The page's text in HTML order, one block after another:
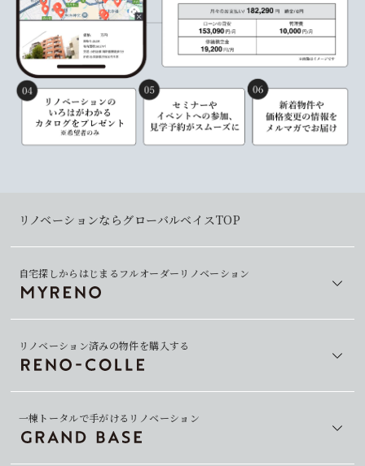
リノベーションならグローバルベイスTOP
自宅探しからはじまるフルオーダーリノベーション
リノベーション済みの物件を購入する
一棟トータルで手がけるリノベーション